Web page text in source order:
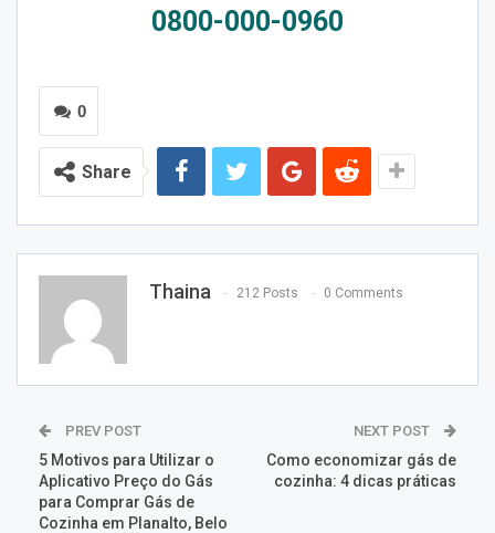
0800-000-0960
0
Share
Thaina 212 Posts 0 Comments
PREV POST
5 Motivos para Utilizar o
Aplicativo Preço do Gás
para Comprar Gás de
Cozinha em Planalto, Belo
NEXT POST
Como economizar gás de
cozinha: 4 dicas práticas